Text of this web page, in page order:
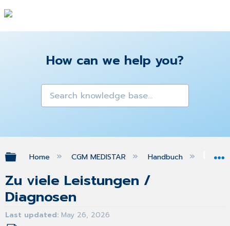
How can we help you?
Expand/collapse global hierarchy
Home CGM MEDISTAR Handbuch
Zu viele Leistungen /
Diagnosen
Last updated May 26, 2026